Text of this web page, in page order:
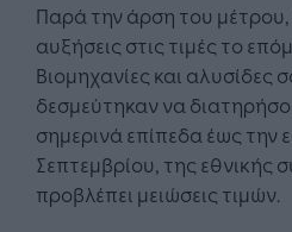
Παρά την άρση του μέτρου,
αυξήσεις στις τιμές το
Βιομηχανίες και αλυσίδες
δεσμεύτηκαν να
σημερινά επίπεδα έως την
Σεπτεμβρίου, της εθνικής
προβλέπει μειώσεις τιμών.